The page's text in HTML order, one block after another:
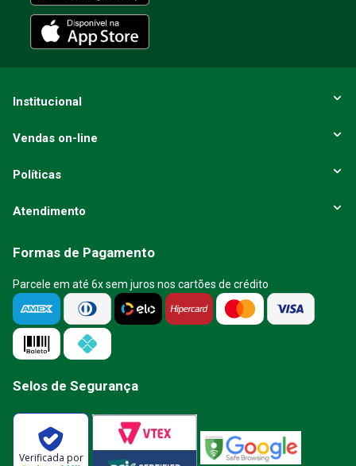
Institucional
Vendas on-line
Políticas
Atendimento
Formas de Pagamento
Parcele em até 6x sem juros nos cartões de crédito
Selos de Segurança
Verificada por